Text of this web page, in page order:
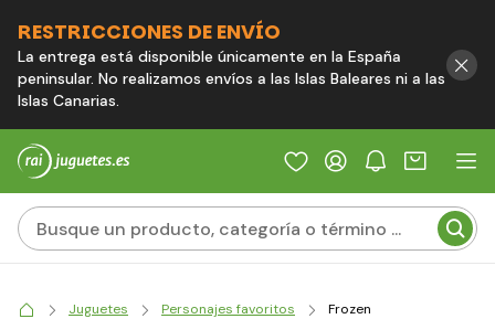
RESTRICCIONES DE ENVÍO
La entrega está disponible únicamente en la España
peninsular. No realizamos envíos a las Islas Baleares ni a las
Islas Canarias.
Juguetes Personajes favoritos Frozen